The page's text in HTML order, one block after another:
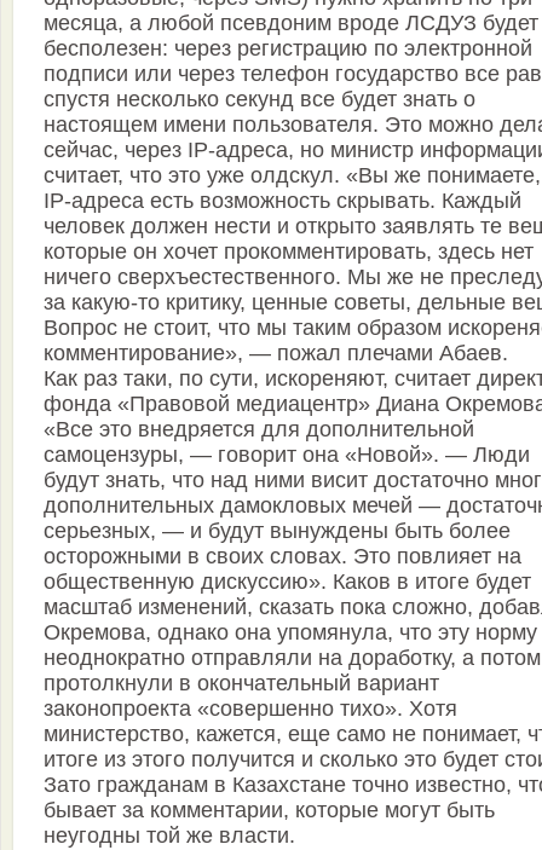
месяца, а любой псевдоним вроде ЛСДУЗ будет
бесполезен: через регистрацию по электронной
подписи или через телефон государство все
спустя несколько секунд все будет знать о
настоящем имени пользователя. Это можно
сейчас, через IP-адреса, но министр
считает, что это уже олдскул. «Вы же
IP-адреса есть возможность скрывать. Каждый
человек должен нести и открыто заявлять те
которые он хочет прокомментировать, здесь нет
ничего сверхъестественного. Мы же не
за какую-то критику, ценные советы, дельные
Вопрос не стоит, что мы таким образом
комментирование», — пожал плечами Абаев.
Как раз таки, по сути, искореняют, считает
фонда «Правовой медиацентр» Диана
«Все это внедряется для дополнительной
самоцензуры, — говорит она «Новой». — Люди
будут знать, что над ними висит достаточно
дополнительных дамокловых мечей —
серьезных, — и будут вынуждены быть более
осторожными в своих словах. Это повлияет на
общественную дискуссию». Каков в итоге будет
масштаб изменений, сказать пока сложно,
Окремова, однако она упомянула, что эту норму
неоднократно отправляли на доработку, а потом
протолкнули в окончательный вариант
законопроекта «совершенно тихо». Хотя
министерство, кажется, еще само не понимает,
итоге из этого получится и сколько это будет
Зато гражданам в Казахстане точно известно,
бывает за комментарии, которые могут быть
неугодны той же власти.